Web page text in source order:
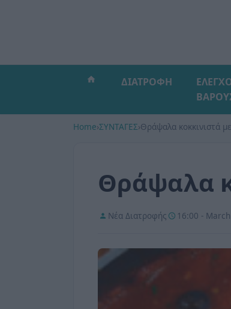
ΔΙΑΤΡΟΦΗ
Home›ΣΥΝΤΑΓΕΣ›Θράψαλα κοκκινιστά
Θράψαλα
Νέα Διατροφής 16:00 -